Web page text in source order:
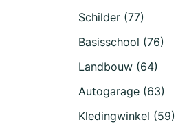
Schilder (77)
Basisschool (76)
Landbouw (64)
Autogarage (63)
Kledingwinkel (59)